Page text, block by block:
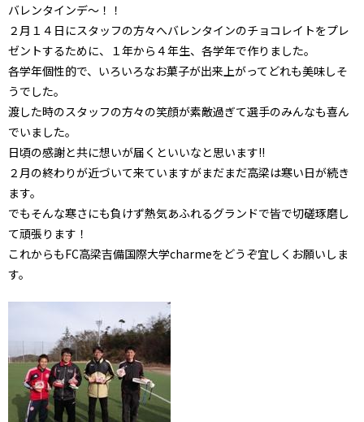
バレンタインデ～！！
２月１４日にスタッフの方々へバレンタインのチョコレイトをプレ
ゼントするために、１年から４年生、各学年で作りました。
各学年個性的で、いろいろなお菓子が出来上がってどれも美味しそ
うでした。
渡した時のスタッフの方々の笑顔が素敵過ぎて選手のみんなも喜ん
でいました。
日頃の感謝と共に想いが届くといいなと思います!!
２月の終わりが近づいて来ていますがまだまだ高梁は寒い日が続き
ます。
でもそんな寒さにも負けず熱気あふれるグランドで皆で切磋琢磨し
て頑張ります！
これからもFC高梁吉備国際大学charmeをどうぞ宜しくお願いしま
す。